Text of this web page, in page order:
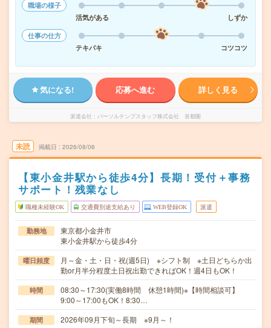
職場の様子
活気がある
しずか
仕事の仕方
テキパキ
コツコツ
気になる! 応募へ進む 詳しく見る
派遣会社 パーソルテンプスタッフ株式会社 首都圏
未読 掲載日 2026/08/06
【東小金井駅から徒歩4分】長期！受付＋事務
サポート！残業なし
職種未経験OK 交通費別途支給あり WEB登録OK 派遣
勤務地
東京都小金井市
東小金井駅から徒歩4分
曜日頻度
月～金・土・日・祝(週5日) ※シフト制 ※土日どちらか出
勤or月半分程度土日祝出勤できればOK！週4日もOK！
時間
08:30～17:30(実働8時間 休憩1時間)※【時間相談可】
9:00～17:00もOK！8:30…
期間 2026年09月下旬～長期 ※9月～！